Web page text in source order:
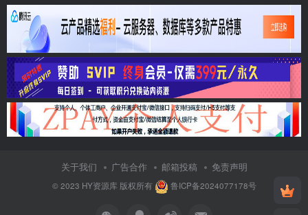
关于我们 广告合作 邮箱投稿 免责声明
© 2023 HY资源库版权所有 鲁ICP备2024077178号